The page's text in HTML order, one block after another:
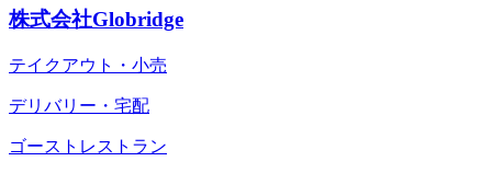
株式会社Globridge
テイクアウト・小売
デリバリー・宅配
ゴーストレストラン